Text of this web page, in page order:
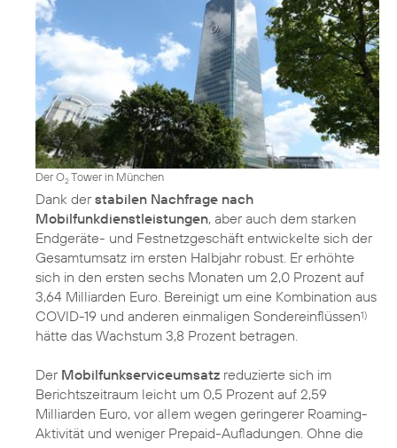
Der O2Tower in München
Dank derstabilen Nachfrage nach
Mobilfunkdienstleistungen, aber auch dem starken
Endgeräte- und Festnetzgeschäft entwickelte sich der
Gesamtumsatz im ersten Halbjahr robust. Er erhöhte
sich in den ersten sechs Monaten um 2,0 Prozent auf
3,64 Milliarden Euro. Bereinigt um eine Kombination aus
COVID-19 und anderen einmaligen Sondereinflüssen1)
hätte das Wachstum 3,8 Prozent betragen.
Der Mobilfunkserviceumsatz reduzierte sich im
Berichtszeitraum leicht um 0,5 Prozent auf 2,59
Milliarden Euro, vor allem wegen geringerer Roaming-
Aktivität und weniger Prepaid-Aufladungen. Ohne die